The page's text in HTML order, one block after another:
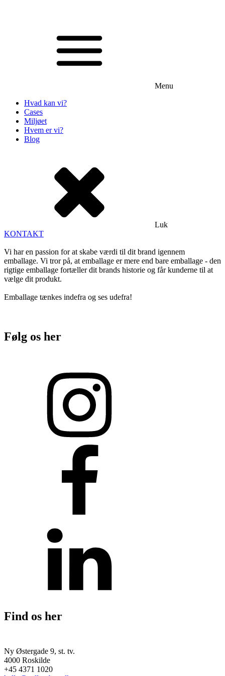
Menu
Hvad kan vi?
Cases
Miljøet
Hvem er vi?
Blog
Luk
KONTAKT
Vi har en passion for at skabe værdi til dit brand igennem
emballage. Vi tror på, at emballage er mere end bare emballage - den
rigtige emballage fortæller dit brands historie og får kunderne til at
vælge dit produkt.
Emballage tænkes indefra og ses udefra!
Følg os her
Find os her
Ny Østergade 9, st. tv.
4000 Roskilde
+45 4371 1020